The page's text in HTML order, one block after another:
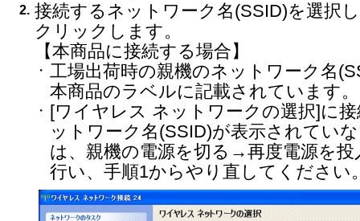
2. 接続するネットワーク名(SSID)を選択
クリックします。
【本商品に接続する場合】
・ 工場出荷時の親機のネットワーク名
本商品のラベルに記載されています。
・ [ワイヤレス ネットワークの選択]に
ットワーク名(SSID)が表示されてい
は、親機の電源を切る→再度電源を投
行い、手順1からやり直してください